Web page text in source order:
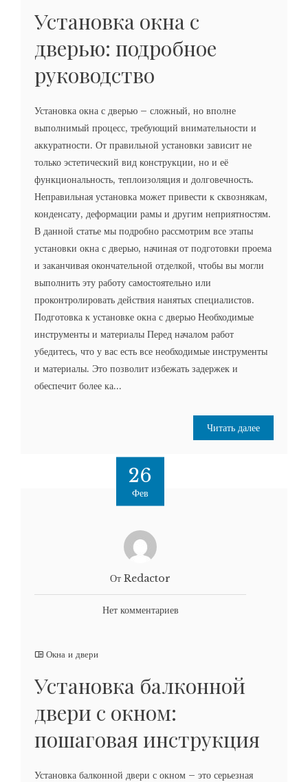
Установка окна с
дверью: подробное
руководство
Установка окна с дверью – сложный, но вполне
выполнимый процесс, требующий внимательности и
аккуратности. От правильной установки зависит не
только эстетический вид конструкции, но и её
функциональность, теплоизоляция и долговечность.
Неправильная установка может привести к сквознякам,
конденсату, деформации рамы и другим неприятностям.
В данной статье мы подробно рассмотрим все этапы
установки окна с дверью, начиная от подготовки проема
и заканчивая окончательной отделкой, чтобы вы могли
выполнить эту работу самостоятельно или
проконтролировать действия нанятых специалистов.
Подготовка к установке окна с дверью Необходимые
инструменты и материалы Перед началом работ
убедитесь, что у вас есть все необходимые инструменты
и материалы. Это позволит избежать задержек и
обеспечит более ка...
Читать далее
26
Фев
От Redactor
Нет комментариев
Окна и двери
Установка балконной
двери с окном:
пошаговая инструкция
Установка балконной двери с окном – это серьезная